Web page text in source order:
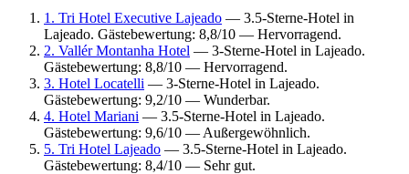
1. Tri Hotel Executive Lajeado — 3.5-Sterne-Hotel in
Lajeado. Gästebewertung: 8,8/10 — Hervorragend.
2. Vallér Montanha Hotel — 3-Sterne-Hotel in Lajeado.
Gästebewertung: 8,8/10 — Hervorragend.
3. Hotel Locatelli — 3-Sterne-Hotel in Lajeado.
Gästebewertung: 9,2/10 — Wunderbar.
4. Hotel Mariani — 3.5-Sterne-Hotel in Lajeado.
Gästebewertung: 9,6/10 — Außergewöhnlich.
5. Tri Hotel Lajeado — 3.5-Sterne-Hotel in Lajeado.
Gästebewertung: 8,4/10 — Sehr gut.